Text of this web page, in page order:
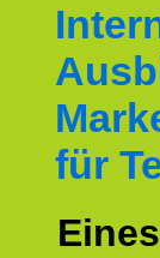
für